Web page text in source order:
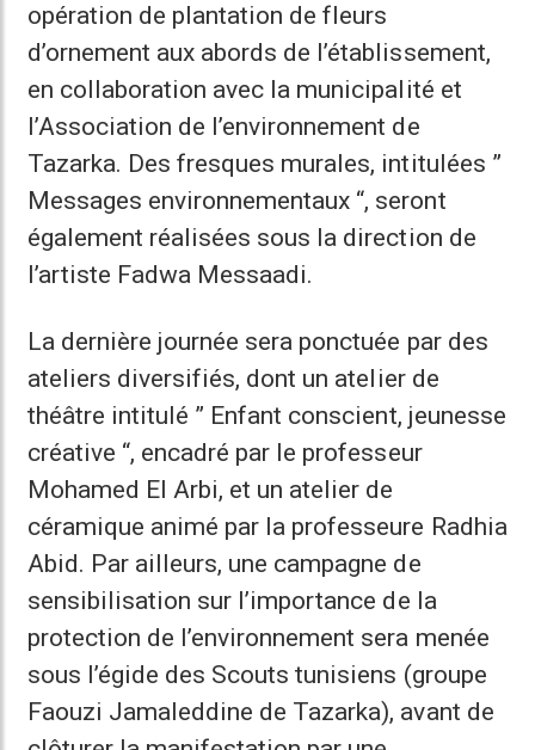
opération de plantation de fleurs
d’ornement aux abords de l’établissement,
en collaboration avec la municipalité et
l’Association de l’environnement de
Tazarka. Des fresques murales, intitulées ”
Messages environnementaux “, seront
également réalisées sous la direction de
l’artiste Fadwa Messaadi.
La dernière journée sera ponctuée par des
ateliers diversifiés, dont un atelier de
théâtre intitulé ” Enfant conscient, jeunesse
créative “, encadré par le professeur
Mohamed El Arbi, et un atelier de
céramique animé par la professeure Radhia
Abid. Par ailleurs, une campagne de
sensibilisation sur l’importance de la
protection de l’environnement sera menée
sous l’égide des Scouts tunisiens (groupe
Faouzi Jamaleddine de Tazarka), avant de